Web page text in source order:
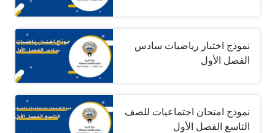
نموذج اختبار رياضيات سادس
الفصل الأول
نموذج امتحان اجتماعيات للصف
التاسع الفصل الأول